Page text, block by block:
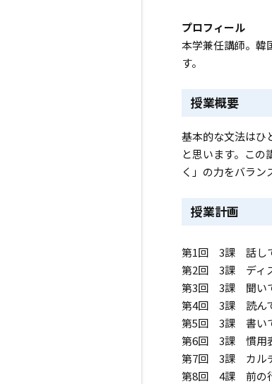
プロフィール
本学兼任講師。韓
す。
授業概要
基本的な文法はひ
と思います。こ
く」の力をバラン
授業計画
第1回 3課 話して
第2回 3課 ディス
第3回 3課 聞いて
第4回 3課 読んで
第5回 3課 書いて
第6回 3課 慣用表
第7回 3課 カルチ
第8回 4課 前の行